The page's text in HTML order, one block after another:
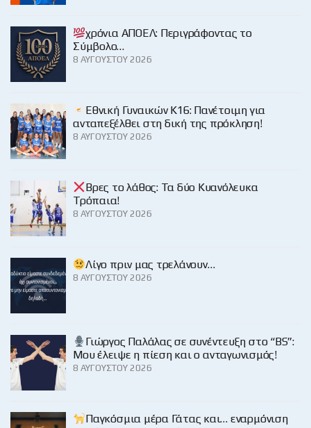
χρόνια ΑΠΟΕΛ: Περιγράφοντας το
Σύμβολο…
8 ΑΥΓΟΎΣΤΟΥ 2026
Εθνική Γυναικών Κ16: Πανέτοιμη για
ανταπεξέλθει στη δική της πρόκληση!
8 ΑΥΓΟΎΣΤΟΥ 2026
Βρες το λάθος: Τα δύο Κυανόλευκα
Τρόπαια!
8 ΑΥΓΟΎΣΤΟΥ 2026
Λίγο πριν μας τρελάνουν…
8 ΑΥΓΟΎΣΤΟΥ 2026
Γιώργος Παλάλας σε συνέντευξη στο “BS”:
Μου έλειψε η πίεση και ο ανταγωνισμός!
8 ΑΥΓΟΎΣΤΟΥ 2026
Παγκόσμια μέρα Γάτας και… εναρμόνιση